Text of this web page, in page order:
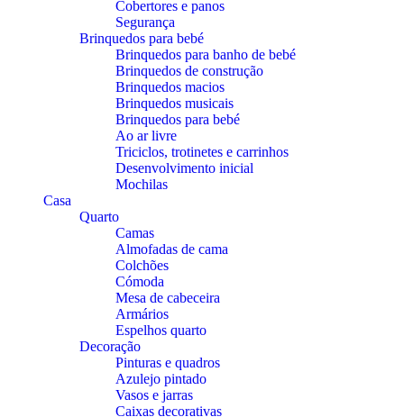
Cobertores e panos
Segurança
Brinquedos para bebé
Brinquedos para banho de bebé
Brinquedos de construção
Brinquedos macios
Brinquedos musicais
Brinquedos para bebé
Ao ar livre
Triciclos, trotinetes e carrinhos
Desenvolvimento inicial
Mochilas
Casa
Quarto
Camas
Almofadas de cama
Colchões
Cómoda
Mesa de cabeceira
Armários
Espelhos quarto
Decoração
Pinturas e quadros
Azulejo pintado
Vasos e jarras
Caixas decorativas